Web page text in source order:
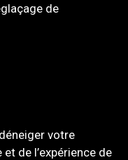
de
votre
de l’expérience de